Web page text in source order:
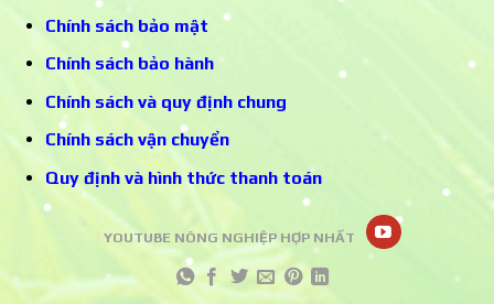
Chính sách bảo mật
Chính sách bảo hành
Chính sách và quy định chung
Chính sách vận chuyển
Quy định và hình thức thanh toán
YOUTUBE NÔNG NGHIỆP HỢP NHẤT